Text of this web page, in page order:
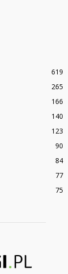
619
265
166
140
123
90
84
77
75